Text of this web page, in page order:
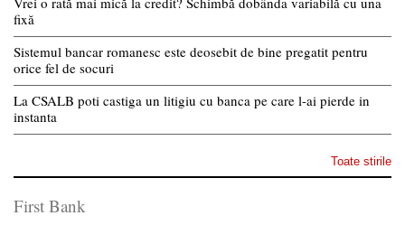
fixă
Sistemul bancar romanesc este deosebit de bine pregatit pentru
orice fel de socuri
La CSALB poti castiga un litigiu cu banca pe care l-ai pierde in
instanta
Toate stirile
First Bank